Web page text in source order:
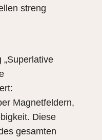
streng
Magnetfeldern,
Diese
gesamten